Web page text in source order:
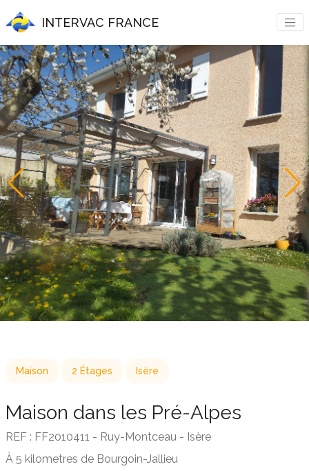
INTERVAC FRANCE
Maison 2 Étages Isère
Maison dans les Pré-Alpes
REF : FF2010411 - Ruy-Montceau - Isère
À 5 kilometres de Bourgoin-Jallieu